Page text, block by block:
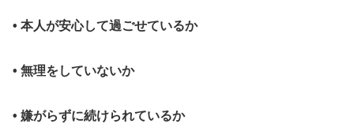
• 本人が安心して過ごせているか
• 無理をしていないか
• 嫌がらずに続けられているか